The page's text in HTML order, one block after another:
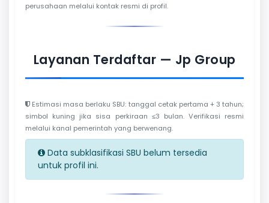
perusahaan melalui kontak resmi di profil.
Layanan Terdaftar — Jp Group
Estimasi masa berlaku SBU: tanggal cetak pertama + 3 tahun;
simbol kuning jika sisa perkiraan ≤3 bulan. Verifikasi resmi
melalui kanal pemerintah yang berwenang.
Data subklasifikasi SBU belum tersedia
untuk profil ini.